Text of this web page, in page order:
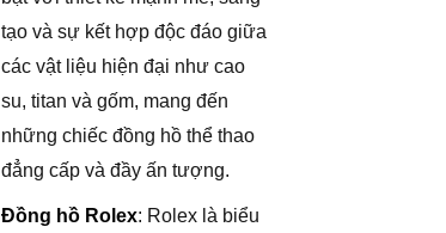
tạo và sự kết hợp độc đáo giữa
các vật liệu hiện đại như cao
su, titan và gốm, mang đến
những chiếc đồng hồ thể thao
đẳng cấp và đầy ấn tượng.
Đồng hồ Rolex: Rolex là biểu